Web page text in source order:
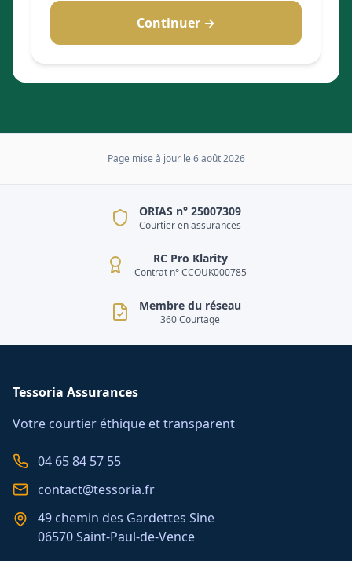
Continuer →
Page mise à jour le 6 août 2026
ORIAS n° 25007309
Courtier en assurances
RC Pro Klarity
Contrat n° CCOUK000785
Membre du réseau
360 Courtage
Tessoria Assurances
Votre courtier éthique et transparent
04 65 84 57 55
contact@tessoria.fr
49 chemin des Gardettes Sine
06570 Saint-Paul-de-Vence